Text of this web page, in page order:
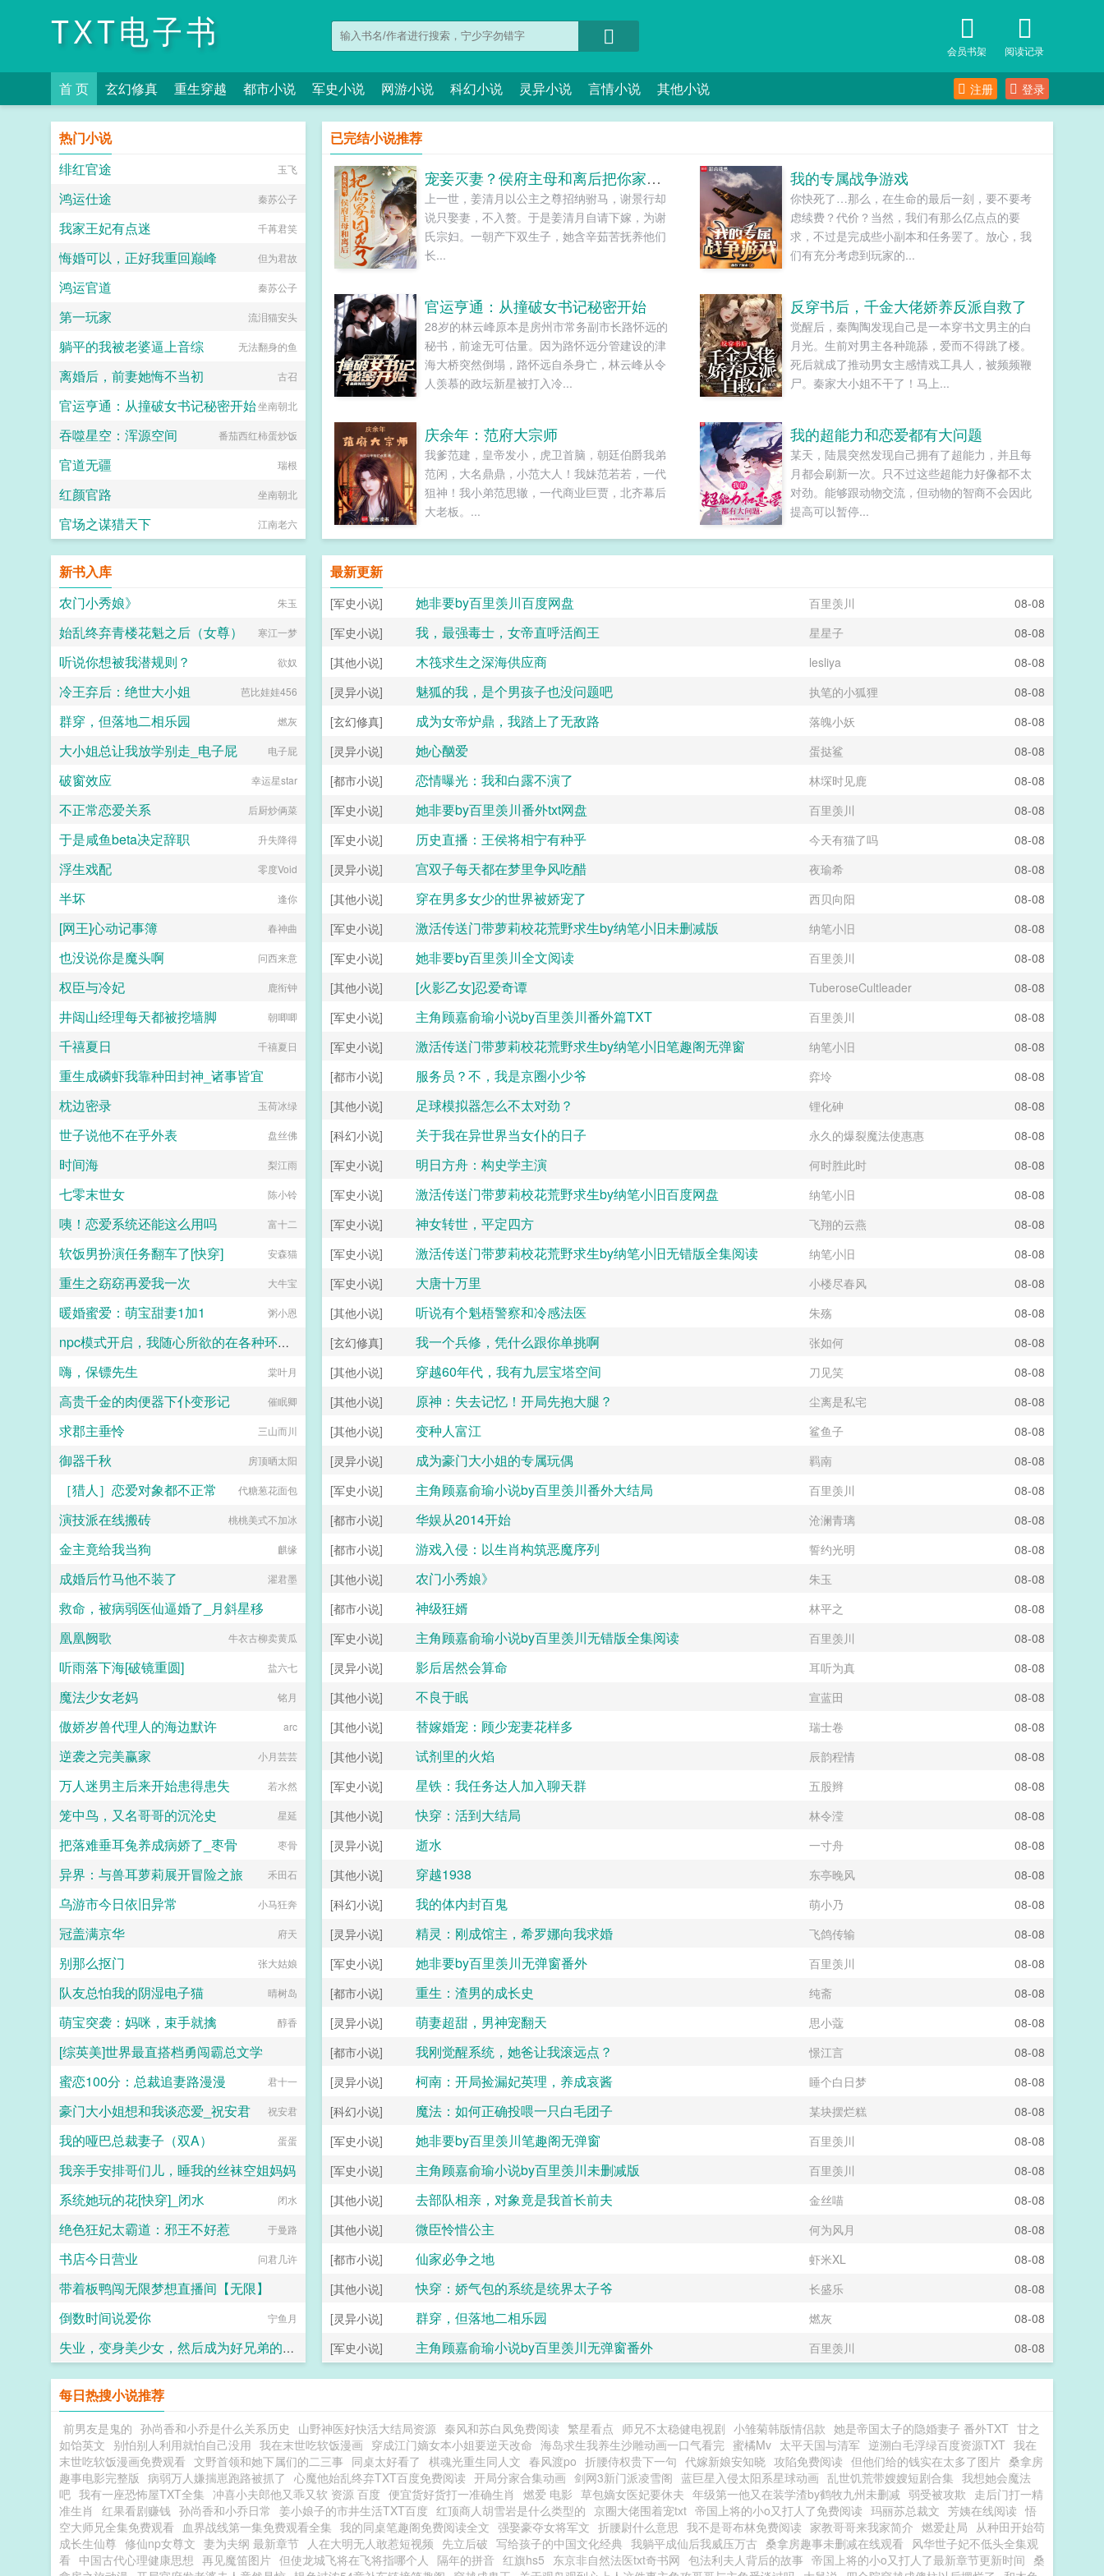
TXT电子书 阅读记录
会员书架
首 页 玄幻修真 重生穿越 都市小说 军史小说 网游小说 科幻小说 灵异小说 言情小说 其他小说 登录
注册
热门小说
绯红官途
玉飞
鸿运仕途 秦苏公子
我家王妃有点迷 千苒君笑
悔婚可以，正好我重回巅峰 但为君故
鸿运官道 秦苏公子
第一玩家 流泪猫安头
躺平的我被老婆逼上音综 无法翻身的鱼
离婚后，前妻她悔不当初 古召
官运亨通：从撞破女书记秘密开始坐南朝北
吞噬星空：浑源空间 番茄西红柿蛋炒饭
官道无疆 瑞根
红颜官路 坐南朝北
官场之谋猎天下 江南老六
已完结小说推荐
宠妾灭妻？侯府主母和离后把你家团灭了
上一世，姜清月以公主之尊招纳驸马，谢景行却
说只娶妻，不入赘。于是姜清月自请下嫁，为谢
氏宗妇。一朝产下双生子，她含辛茹苦抚养他们
长...
我的专属战争游戏
你快死了…那么，在生命的最后一刻，要不要考
虑续费？代价？当然，我们有那么亿点点的要
求，不过是完成些小副本和任务罢了。放心，我
们有充分考虑到玩家的...
官运亨通：从撞破女书记秘密开始
28岁的林云峰原本是房州市常务副市长路怀远的
秘书，前途无可估量。因为路怀远分管建设的津
海大桥突然倒塌，路怀远自杀身亡，林云峰从令
人羡慕的政坛新星被打入冷...
反穿书后，千金大佬娇养反派自救了
觉醒后，秦陶陶发现自己是一本穿书文男主的白
月光。生前对男主各种跪舔，爱而不得跳了楼。
死后就成了推动男女主感情戏工具人，被频频鞭
尸。秦家大小姐不干了！马上...
庆余年：范府大宗师
我爹范建，皇帝发小，虎卫首脑，朝廷伯爵我弟
范闲，大名鼎鼎，小范大人！我妹范若若，一代
狙神！我小弟范思辙，一代商业巨贾，北齐幕后
大老板。...
我的超能力和恋爱都有大问题
某天，陆晨突然发现自己拥有了超能力，并且每
月都会刷新一次。只不过这些超能力好像都不太
对劲。能够跟动物交流，但动物的智商不会因此
提高可以暂停...
新书入库
农门小秀娘》
朱玉
始乱终弃青楼花魁之后（女尊） 寒江一梦
听说你想被我潜规则？ 欲奴
冷王弃后：绝世大小姐 芭比娃娃456
群穿，但落地二相乐园 燃灰
大小姐总让我放学别走_电子屁 电子屁
破窗效应 幸运星star
不正常恋爱关系 后厨炒俩菜
于是咸鱼beta决定辞职 升失降得
浮生戏配 零度Void
半坏 逢你
[网王]心动记事簿 春神曲
也没说你是魔头啊 问西来意
权臣与冷妃 鹿衔钟
井闼山经理每天都被挖墙脚 朝唧唧
千禧夏日 千禧夏日
重生成磷虾我靠种田封神_诸事皆宜
诸事皆宜
枕边密录 玉荷冰绿
世子说他不在乎外表 盘丝佛
时间海 梨江雨
七零末世女 陈小铃
咦！恋爱系统还能这么用吗 富十二
软饭男扮演任务翻车了[快穿] 安森猫
重生之窈窈再爱我一次 大牛宝
暖婚蜜爱：萌宝甜妻1加1 粥小恩
npc模式开启，我随心所欲的在各种环境享受女人
by sun
嗨，保镖先生 棠叶月
高贵千金的肉便器下仆变形记 催眠卿
求郡主垂怜 三山而川
御器千秋 房顶晒太阳
［猎人］恋爱对象都不正常 代糖葱花面包
演技派在线搬砖 桃桃美式不加冰
金主竟给我当狗 麒缘
成婚后竹马他不装了 濯君墨
救命，被病弱医仙逼婚了_月斜星移
月斜星移
凰凰阙歌 牛衣古柳卖黄瓜
听雨落下海[破镜重圆] 盐六七
魔法少女老妈 铭月
傲娇岁兽代理人的海边默许 arc
逆袭之完美赢家 小月芸芸
万人迷男主后来开始患得患失 若水然
笼中鸟，又名哥哥的沉沦史 星延
把落难垂耳兔养成病娇了_枣骨 枣骨
异界：与兽耳萝莉展开冒险之旅 禾田石
乌游市今日依旧异常 小马狂奔
冠盖满京华 府天
别那么抠门 张大姑娘
队友总怕我的阴湿电子猫 晴树岛
萌宝突袭：妈咪，束手就擒 醇香
[综英美]世界最直搭档勇闯霸总文学
托尔金之犬
蜜恋100分：总裁追妻路漫漫 君十一
豪门大小姐想和我谈恋爱_祝安君 祝安君
我的哑巴总裁妻子（双A） 蛋蛋
我亲手安排哥们儿，睡我的丝袜空姐妈妈
hhkdesu
系统她玩的花[快穿]_闭水 闭水
绝色狂妃太霸道：邪王不好惹 于曼路
书店今日营业 问君几许
带着板鸭闯无限梦想直播间【无限】
梦露快跑
倒数时间说爱你 宁鱼月
失业，变身美少女，然后成为好兄弟的妻子
ttzt
最新更新
[军史小说] 她非要by百里羡川百度网盘 百里羡川
08-08
[军史小说]
我，最强毒士，女帝直呼活阎王 星星子
08-08
[其他小说]
木筏求生之深海供应商 lesliya
08-08
[灵异小说]
魅狐的我，是个男孩子也没问题吧 执笔的小狐狸
08-08
[玄幻修真]
成为女帝炉鼎，我踏上了无敌路 落魄小妖
08-08
[灵异小说]
她心酗爱 蛋挞鲨
08-08
[都市小说]
恋情曝光：我和白露不演了 林堔时见鹿
08-08
[军史小说]
她非要by百里羡川番外txt网盘 百里羡川
08-08
[军史小说]
历史直播：王侯将相宁有种乎 今天有猫了吗
08-08
[灵异小说]
宫双子每天都在梦里争风吃醋 夜瑜希
08-08
[其他小说]
穿在男多女少的世界被娇宠了 西贝向阳
08-08
[军史小说]
激活传送门带萝莉校花荒野求生by纳笔小旧未删减版 纳笔小旧
08-08
[军史小说]
她非要by百里羡川全文阅读 百里羡川
08-08
[其他小说]
[火影乙女]忍爱奇谭 TuberoseCultleader
08-08
[军史小说]
主角顾嘉俞瑜小说by百里羡川番外篇TXT 百里羡川
08-08
[军史小说]
激活传送门带萝莉校花荒野求生by纳笔小旧笔趣阁无弹窗 纳笔小旧
08-08
[都市小说]
服务员？不，我是京圈小少爷 弈坽
08-08
[其他小说]
足球模拟器怎么不太对劲？ 锂化砷
08-08
[科幻小说]
关于我在异世界当女仆的日子 永久的爆裂魔法使惠惠
08-08
[军史小说]
明日方舟：构史学主演 何时胜此时
08-08
[军史小说]
激活传送门带萝莉校花荒野求生by纳笔小旧百度网盘 纳笔小旧
08-08
[军史小说]
神女转世，平定四方 飞翔的云燕
08-08
[军史小说]
激活传送门带萝莉校花荒野求生by纳笔小旧无错版全集阅读 纳笔小旧
08-08
[军史小说]
大唐十万里 小楼尽春风
08-08
[其他小说]
听说有个魁梧警察和冷感法医 朱殇
08-08
[玄幻修真]
我一个兵修，凭什么跟你单挑啊 张如何
08-08
[其他小说]
穿越60年代，我有九层宝塔空间 刀见笑
08-08
[其他小说]
原神：失去记忆！开局先抱大腿？ 尘离是私宅
08-08
[其他小说]
变种人富江 鲨鱼子
08-08
[灵异小说]
成为豪门大小姐的专属玩偶 羁南
08-08
[军史小说]
主角顾嘉俞瑜小说by百里羡川番外大结局 百里羡川
08-08
[都市小说]
华娱从2014开始 沧澜青璃
08-08
[都市小说]
游戏入侵：以生肖构筑恶魔序列 誓约光明
08-08
[其他小说]
农门小秀娘》 朱玉
08-08
[都市小说]
神级狂婿 林平之
08-08
[军史小说]
主角顾嘉俞瑜小说by百里羡川无错版全集阅读 百里羡川
08-08
[灵异小说]
影后居然会算命 耳听为真
08-08
[其他小说]
不良于眠 宣蓝田
08-08
[其他小说]
替嫁婚宠：顾少宠妻花样多 瑞士卷
08-08
[其他小说]
试剂里的火焰 辰韵程情
08-08
[军史小说]
星铁：我任务达人加入聊天群 五股辫
08-08
[其他小说]
快穿：活到大结局 林令滢
08-08
[灵异小说]
逝水 一寸舟
08-08
[其他小说]
穿越1938 东亭晚风
08-08
[科幻小说]
我的体内封百鬼 萌小乃
08-08
[灵异小说]
精灵：刚成馆主，希罗娜向我求婚 飞鸽传输
08-08
[军史小说]
她非要by百里羡川无弹窗番外 百里羡川
08-08
[都市小说]
重生：渣男的成长史 纯斋
08-08
[灵异小说]
萌妻超甜，男神宠翻天 思小蔻
08-08
[都市小说]
我刚觉醒系统，她爸让我滚远点？ 憬江言
08-08
[灵异小说]
柯南：开局捡漏妃英理，养成哀酱 睡个白日梦
08-08
[科幻小说]
魔法：如何正确投喂一只白毛团子 某块摆烂糕
08-08
[军史小说]
她非要by百里羡川笔趣阁无弹窗 百里羡川
08-08
[军史小说]
主角顾嘉俞瑜小说by百里羡川未删减版 百里羡川
08-08
[其他小说]
去部队相亲，对象竟是我首长前夫 金丝喵
08-08
[其他小说]
微臣怜惜公主 何为风月
08-08
[都市小说]
仙家必争之地 虾米XL
08-08
[其他小说]
快穿：娇气包的系统是统界太子爷 长盛乐
08-08
[灵异小说]
群穿，但落地二相乐园 燃灰
08-08
[军史小说]
主角顾嘉俞瑜小说by百里羡川无弹窗番外 百里羡川 08-08
每日热搜小说推荐
前男友是鬼的 孙尚香和小乔是什么关系历史 山野神医好快活大结局资源 秦风和苏白凤免费阅读 繁星看点 师兄不太稳健电视剧 小雏菊韩版情侣款 她是帝国太子的隐婚妻子 番外TXT 甘之
如饴英文 别怕别人利用就怕自己没用 我在末世吃软饭漫画 穿成江门嫡女本小姐要逆天改命 海岛求生我养生沙雕动画一口气看完 蜜橘Mv 太平天国与清军 逆溯白毛浮绿百度资源TXT 我在
末世吃软饭漫画免费观看 文野首领和她下属们的二三事 同桌太好看了 棋魂光重生同人文 春风渡po 折腰侍权贵下一句 代嫁新娘安知晓 攻陷免费阅读 但他们给的钱实在太多了图片 桑拿房
趣事电影完整版 病弱万人嫌揣崽跑路被抓了 心魔他始乱终弃TXT百度免费阅读 开局分家合集动画 剑网3新门派凌雪阁 蓝巨星入侵太阳系星球动画 乱世饥荒带嫂嫂短剧合集 我想她会魔法
吧 我有一座恐怖屋TXT全集 冲喜小夫郎他又乖又软 资源 百度 便宜货好货打一准确生肖 燃爱 电影 草包嫡女医妃要休夫 年级第一他又在装学渣by鹤牧九州未删减 弱受被攻欺 走后门打一精
准生肖
红果看剧赚钱 孙尚香和小乔日常 姜小娘子的市井生活TXT百度 红顶商人胡雪岩是什么类型的 京圈大佬围着宠txt 帝国上将的小o又打人了免费阅读 玛丽苏总裁文 芳姨在线阅读 悟
空大师兄全集免费观看
血界战线第一集免费观看全集 我的同桌笔趣阁免费阅读全文 强娶豪夺女将军文 折腰尉什么意思 我不是哥布林免费阅读 家教哥哥来我家简介 燃爱赴局 从种田开始苟
成长生仙尊 修仙np女尊文 妻为夫纲 最新章节 人在大明无人敢惹短视频 先立后破 写给孩子的中国文化经典 我躺平成仙后我威压万古 桑拿房趣事未删减在线观看
风华世子妃不低头全集观
看 中国古代心理健康思想 再见魔笛图片 但使龙城飞将在飞将指哪个人 隔年的拼音 红旗hs5 东京非自然法医txt奇书网 包法利夫人背后的故事 帝国上将的小o又打人了最新章节更新时间 桑